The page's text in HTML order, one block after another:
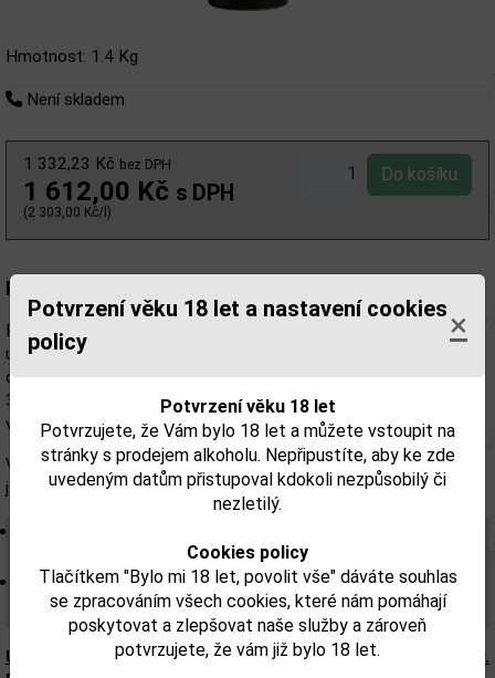
Potvrzení věku 18 let a nastavení cookies
policy
×
Potvrzení věku 18 let
Potvrzujete, že Vám bylo 18 let a můžete vstoupit na
stránky s prodejem alkoholu. Nepřipustíte, aby ke zde
uvedeným datům přistupoval kdokoli nezpůsobilý či
nezletilý.
Cookies policy
Tlačítkem "Bylo mi 18 let, povolit vše" dáváte souhlas
se zpracováním všech cookies, které nám pomáhají
poskytovat a zlepšovat naše služby a zároveň
potvrzujete, že vám již bylo 18 let.
Hmotnost: 1.4 Kg
Není skladem
1 332,23 Kč bez DPH
1 612,00 Kč s DPH
(2 303,00 Kč/l)
Popis:
Rammstein rum Limited Edition #9 Sauternes Cask Finish je
unikátní blend karibských rumů, které zrály po dobu až 12 let v
dubových sudech. Tato limitovaná edice získala další zrání
39 měsíců v sudech po francouzském víně Sauternes (sladké bílé
víno z oblasti Bordeaux). Vyrobeno pouze 6085 lahví.
Výsledkem je ovocný rum se sladkými tóny zlatavého medu,
jemného karamelu a zralého ovoce ze sudů po Sauternes
Chuť: Hladká a plná se sladkými tóny zlatavého medu,
jemného karamelu a šťavnatého zralého ovoce.
Upozorňujeme, že tento produkt může obsahovat alergeny.